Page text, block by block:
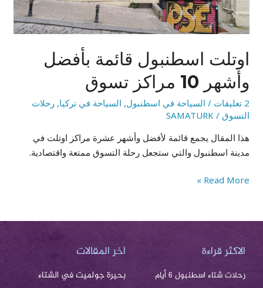
اوتلت اسطنبول قائمة بأفضل
وأشهر 10 مراكز تسوق
2 تعليقات / السياحة في اسطنبول, السياحة في تركيا,رحلات
التسوق /
SAMATURK
هذا المقال يجمع قائمة لأفضل وأشهر عشرة مراكز اوتلت في
مدينة اسطنبول والتي ستجعل رحلة التسوق ممتعة واقتصادية.
10
مراكز
Read More »
الاكثر قراءة
رحلات شتاء اسطنبول 6 أيام
اخر المقالات
بحيرة جولميت في الشتاء